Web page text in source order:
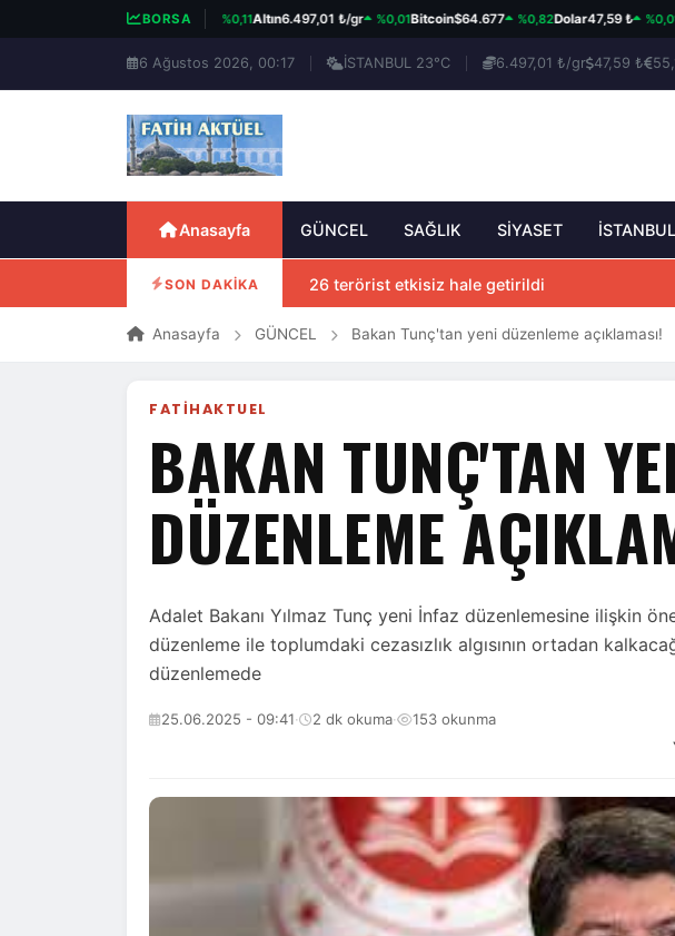
BORSA
13.703,13 %0,11 Altın6.497,01 ₺/gr %0,01Bitcoin$64.677 %0,82Dolar47,59 ₺ %0,01Euro
6 Ağustos 2026, 00:17 İSTANBUL 23°C 6.497,01 ₺/gr 47,59 ₺
Anasayfa GÜNCEL SAĞLIK SİYASET İSTANBUL
SON DAKİKA 26 terörist etkisiz hale getirildi
Anasayfa GÜNCEL Bakan Tunç'tan yeni düzenleme açıklaması!
FATIHAKTUEL
BAKAN TUNÇ'TAN
DÜZENLEME
Adalet Bakanı Yılmaz Tunç yeni İnfaz düzenlemesine ilişkin
düzenleme ile toplumdaki cezasızlık algısının ortadan
düzenlemede
25.06.2025 - 09:41· 2 dk okuma· 153 okunma